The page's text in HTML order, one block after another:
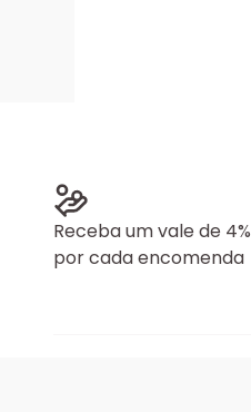
Receba um vale de 4%
por cada encomenda